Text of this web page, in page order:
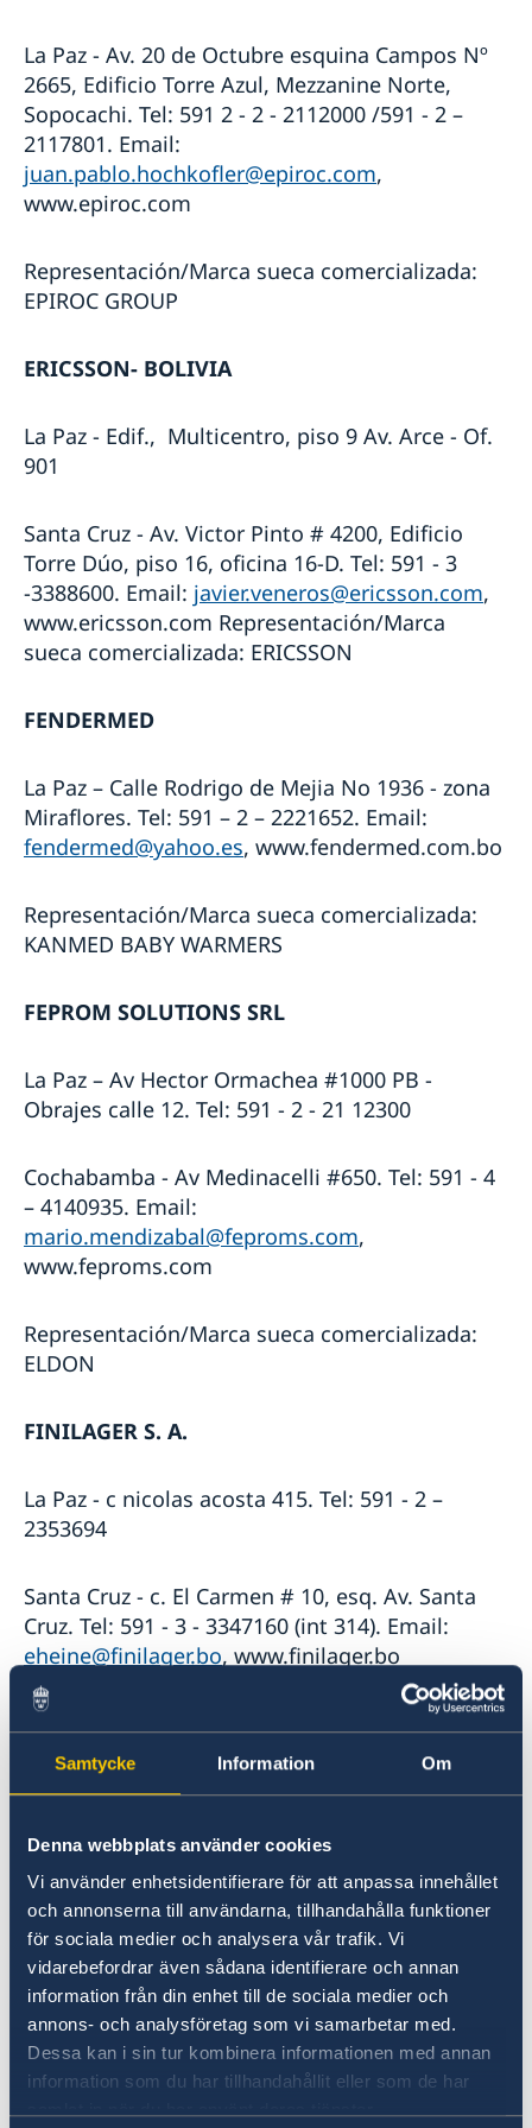
Samtycke Information Om
Denna webbplats använder cookies
Vi använder enhetsidentifierare för att anpassa innehållet
och annonserna till användarna, tillhandahålla funktioner
för sociala medier och analysera vår trafik. Vi
vidarebefordrar även sådana identifierare och annan
information från din enhet till de sociala medier och
annons- och analysföretag som vi samarbetar med.
Dessa kan i sin tur kombinera informationen med annan
information som du har tillhandahållit eller som de har
La Paz - Av. 20 de Octubre esquina Campos Nº
2665, Edificio Torre Azul, Mezzanine Norte,
Sopocachi. Tel: 591 2 - 2 - 2112000 /591 - 2 –
2117801. Email:
juan.pablo.hochkofler@epiroc.com,
www.epiroc.com
Representación/Marca sueca comercializada:
EPIROC GROUP
ERICSSON- BOLIVIA
La Paz - Edif., Multicentro, piso 9 Av. Arce - Of.
901
Santa Cruz - Av. Victor Pinto # 4200, Edificio
Torre Dúo, piso 16, oficina 16-D. Tel: 591 - 3
-3388600. Email: javier.veneros@ericsson.com,
www.ericsson.com Representación/Marca
sueca comercializada: ERICSSON
FENDERMED
La Paz – Calle Rodrigo de Mejia No 1936 - zona
Miraflores. Tel: 591 – 2 – 2221652. Email:
fendermed@yahoo.es, www.fendermed.com.bo
Representación/Marca sueca comercializada:
KANMED BABY WARMERS
FEPROM SOLUTIONS SRL
La Paz – Av Hector Ormachea #1000 PB -
Obrajes calle 12. Tel: 591 - 2 - 21 12300
Cochabamba - Av Medinacelli #650. Tel: 591 - 4
– 4140935. Email:
mario.mendizabal@feproms.com,
www.feproms.com
Representación/Marca sueca comercializada:
ELDON
FINILAGER S. A.
La Paz - c nicolas acosta 415. Tel: 591 - 2 –
2353694
Santa Cruz - c. El Carmen # 10, esq. Av. Santa
Cruz. Tel: 591 - 3 - 3347160 (int 314). Email:
eheine@finilager.bo, www.finilager.bo
Representación/Marca sueca comercializada:
SKF
La Paz - C. Yanacocha esq. Mercado #1004. Tel:
591 - 2 – 2149800. Email:
rtamayo@hansa.com.bo, www.hansa.com.bo
Representación/Marca sueca comercializada:
HUSQVARNA
INBUSTRADE